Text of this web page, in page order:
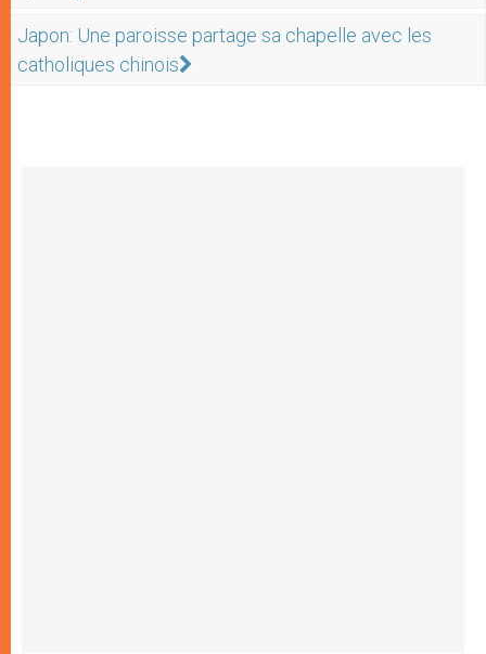
Japon: Une paroisse partage sa chapelle avec les
catholiques chinois